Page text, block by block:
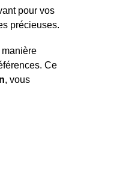
pour vos
précieuses.
manière
Ce
, vous